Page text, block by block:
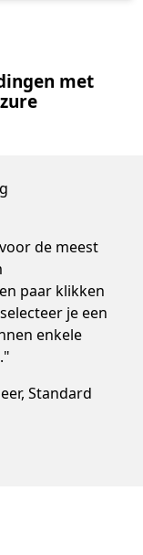
met
de meest
paar klikken
je een
enkele
Standard